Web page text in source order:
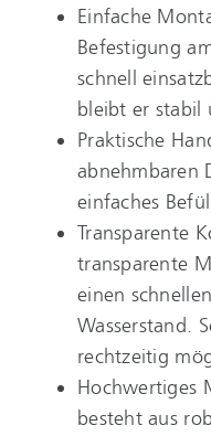
Einfache
Befestigung
schnell
bleibt er stabil
Praktische
abnehmbaren
einfaches
Transparente
transparente
einen
Wasserstand.
rechtzeitig
Hochwertiges
besteht aus